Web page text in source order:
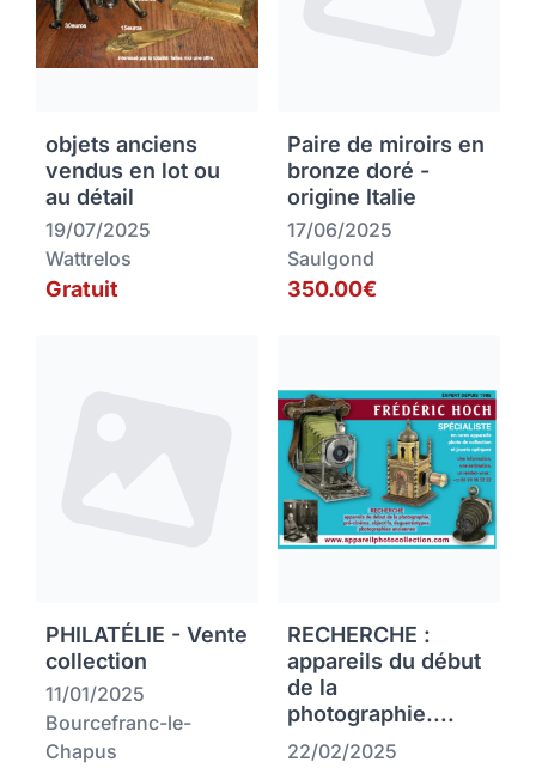
objets anciens
vendus en lot ou
au détail
19/07/2025
Wattrelos
Gratuit
Paire de miroirs en
bronze doré -
origine Italie
17/06/2025
Saulgond
350.00€
PHILATÉLIE - Vente
collection
11/01/2025
Bourcefranc-le-
Chapus
RECHERCHE :
appareils du début
de la
photographie....
22/02/2025